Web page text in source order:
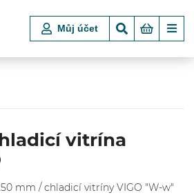
Můj účet
vitrína
mm / chladicí vitríny VIGO "W-w"